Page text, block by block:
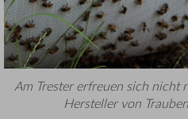
Am Trester erfreuen sich nicht
Hersteller von